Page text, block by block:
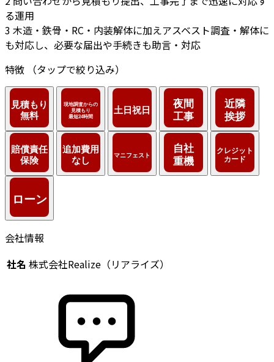
る運用
3 木造・鉄骨・RC・内装解体に加えアスベスト調査・解体に
も対応し、必要な届出や手続きも助言・対応
特徴
（タップで絞り込み）
会社情報
社名 株式会社Realize（リアライズ）